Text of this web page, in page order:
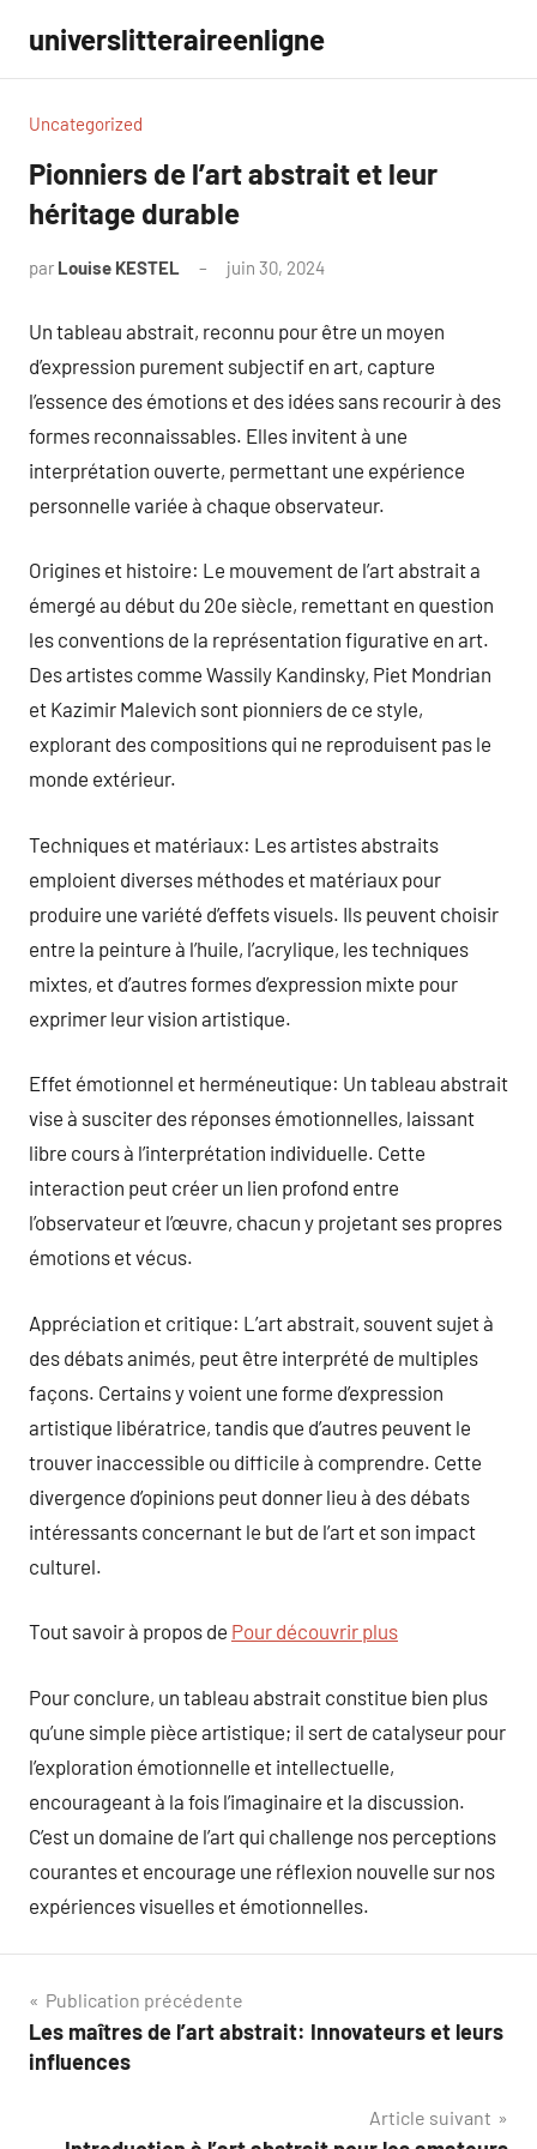
contenu
universlitteraireenligne
Uncategorized
Pionniers de l’art abstrait et leur
héritage durable
par Louise KESTEL juin 30, 2024
Un tableau abstrait, reconnu pour être un moyen
d’expression purement subjectif en art, capture
l’essence des émotions et des idées sans recourir à des
formes reconnaissables. Elles invitent à une
interprétation ouverte, permettant une expérience
personnelle variée à chaque observateur.
Origines et histoire: Le mouvement de l’art abstrait a
émergé au début du 20e siècle, remettant en question
les conventions de la représentation figurative en art.
Des artistes comme Wassily Kandinsky, Piet Mondrian
et Kazimir Malevich sont pionniers de ce style,
explorant des compositions qui ne reproduisent pas le
monde extérieur.
Techniques et matériaux: Les artistes abstraits
emploient diverses méthodes et matériaux pour
produire une variété d’effets visuels. Ils peuvent choisir
entre la peinture à l’huile, l’acrylique, les techniques
mixtes, et d’autres formes d’expression mixte pour
exprimer leur vision artistique.
Effet émotionnel et herméneutique: Un tableau abstrait
vise à susciter des réponses émotionnelles, laissant
libre cours à l’interprétation individuelle. Cette
interaction peut créer un lien profond entre
l’observateur et l’œuvre, chacun y projetant ses propres
émotions et vécus.
Appréciation et critique: L’art abstrait, souvent sujet à
des débats animés, peut être interprété de multiples
façons. Certains y voient une forme d’expression
artistique libératrice, tandis que d’autres peuvent le
trouver inaccessible ou difficile à comprendre. Cette
divergence d’opinions peut donner lieu à des débats
intéressants concernant le but de l’art et son impact
culturel.
Tout savoir à propos de Pour découvrir plus
Pour conclure, un tableau abstrait constitue bien plus
qu’une simple pièce artistique; il sert de catalyseur pour
l’exploration émotionnelle et intellectuelle,
encourageant à la fois l’imaginaire et la discussion.
C’est un domaine de l’art qui challenge nos perceptions
courantes et encourage une réflexion nouvelle sur nos
expériences visuelles et émotionnelles.
Navigation
de
Publication précédente
Les maîtres de l’art abstrait: Innovateurs et leurs
influences
Article suivant